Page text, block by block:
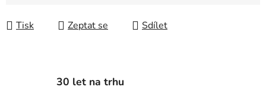
Tisk Zeptat se Sdílet
30 let na trhu